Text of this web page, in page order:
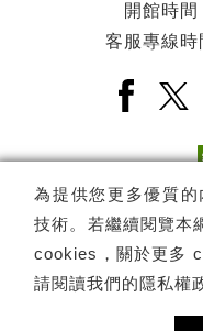
為提供您更多優質
技術。若繼續閱覽本
cookies，關於更多
請閱讀我們的隱私權
開館時間
客服專線時
X(
電子報訂閱
Copyright © 國家表演藝